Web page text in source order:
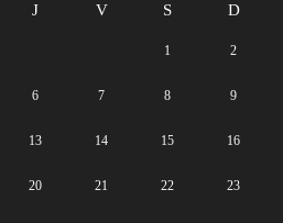
J V S D
1 2
6 7 8 9
13 14 15 16
20 21 22 23